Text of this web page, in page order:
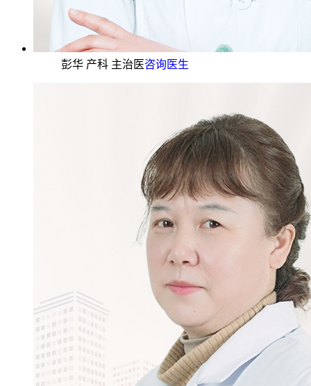
彭华 产科 主治医咨询医生